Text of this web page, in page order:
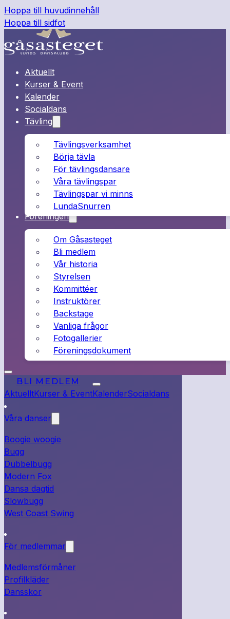
Hoppa till huvudinnehåll
Hoppa till sidfot
Aktuellt
Kurser & Event
Kalender
Socialdans
Tävling
Tävlingsverksamhet
Börja tävla
För tävlingsdansare
Våra tävlingspar
Tävlingspar vi minns
LundaSnurren
Föreningen
Om Gåsasteget
Bli medlem
Vår historia
Styrelsen
Kommittéer
Instruktörer
Backstage
Vanliga frågor
Fotogallerier
Föreningsdokument
BLI MEDLEM
AktuelltKurser & EventKalenderSocialdans
Våra danser
Boogie woogie
Bugg
Dubbelbugg
Modern Fox
Dansa dagtid
Slowbugg
West Coast Swing
För medlemmar
Medlemsförmåner
Profilkläder
Dansskor